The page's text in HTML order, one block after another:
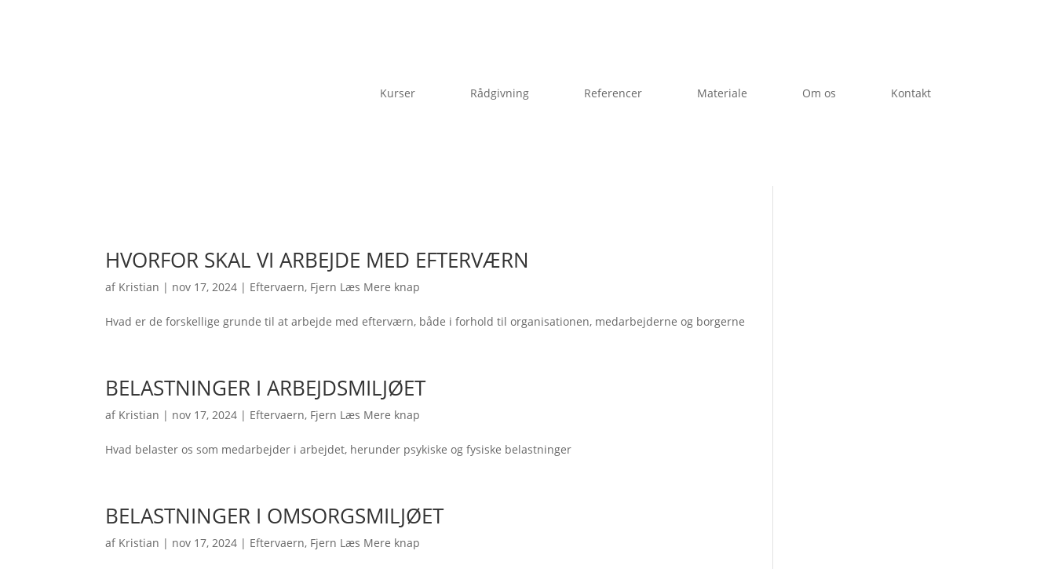
Kurser Rådgivning Referencer Materiale Om os Kontakt
HVORFOR SKAL VI ARBEJDE MED EFTERVÆRN
af Kristian | nov 17, 2024 | Eftervaern, Fjern Læs Mere knap
Hvad er de forskellige grunde til at arbejde med efterværn, både i forhold til organisationen, medarbejderne og borgerne
BELASTNINGER I ARBEJDSMILJØET
af Kristian | nov 17, 2024 | Eftervaern, Fjern Læs Mere knap
Hvad belaster os som medarbejder i arbejdet, herunder psykiske og fysiske belastninger
BELASTNINGER I OMSORGSMILJØET
af Kristian | nov 17, 2024 | Eftervaern, Fjern Læs Mere knap